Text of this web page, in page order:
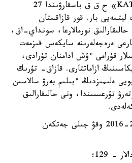
ايتا كەتەيىك، قازىر «KATEV» ح ق ق باسقارۋىندا 27
بار. قور قازاقستان
نورمالارعا، سونداي-اق،
ەرەجەلەرىنە سايكەس قىزمەت
قۇرامى ءۇش ادامنان تۇرادى،
ازاماتتارى. قازاق- تۇرىك
وسى 24 جىل بويى ەلىمىزدىڭ ءبىلىم بەرۋ سالاسىن
تۇرعىسىندا، ونى حالىقارالىق
ليتسەي وقۋشىلارىنىڭ 2015-2016 وقۋ جىلى جەتكەن
- 129؛